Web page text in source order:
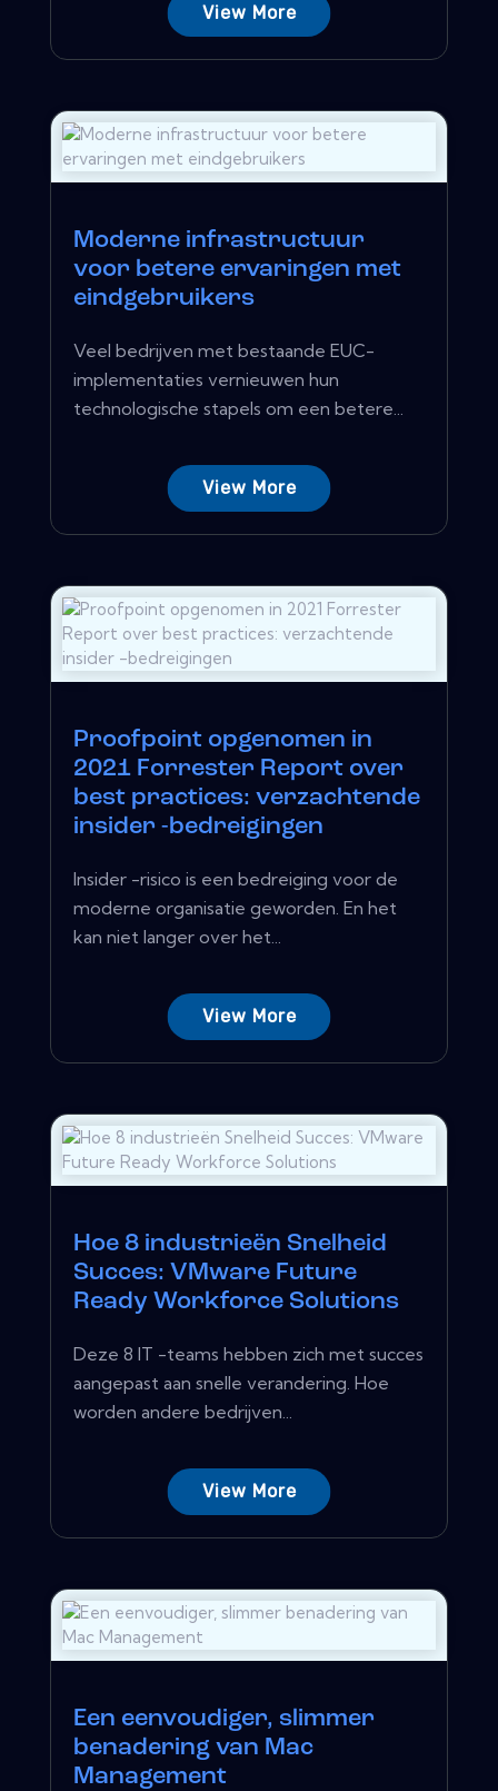
View More
Moderne infrastructuur
voor betere ervaringen met
eindgebruikers
Veel bedrijven met bestaande EUC-
implementaties vernieuwen hun
technologische stapels om een ​​betere...
View More
Proofpoint opgenomen in
2021 Forrester Report over
best practices: verzachtende
insider -bedreigingen
Insider -risico is een bedreiging voor de
moderne organisatie geworden. En het
kan niet langer over het...
View More
Hoe 8 industrieën Snelheid
Succes: VMware Future
Ready Workforce Solutions
Deze 8 IT -teams hebben zich met succes
aangepast aan snelle verandering. Hoe
worden andere bedrijven...
View More
Een eenvoudiger, slimmer
benadering van Mac
Management